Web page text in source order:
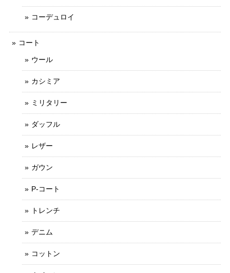
コーデュロイ
コート
ウール
カシミア
ミリタリー
ダッフル
レザー
ガウン
P-コート
トレンチ
デニム
コットン